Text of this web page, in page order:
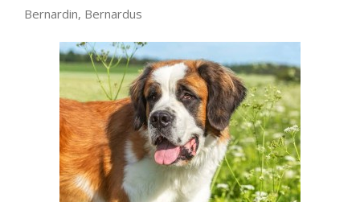
Bernardin, Bernardus